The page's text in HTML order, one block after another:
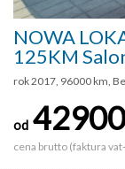
NOWA
125KM
rok 2017, 96000 km,
od 42900
cena brutto (faktura